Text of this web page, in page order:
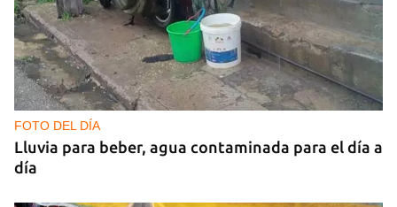
FOTO DEL DÍA
Lluvia para beber, agua contaminada para el día a
día